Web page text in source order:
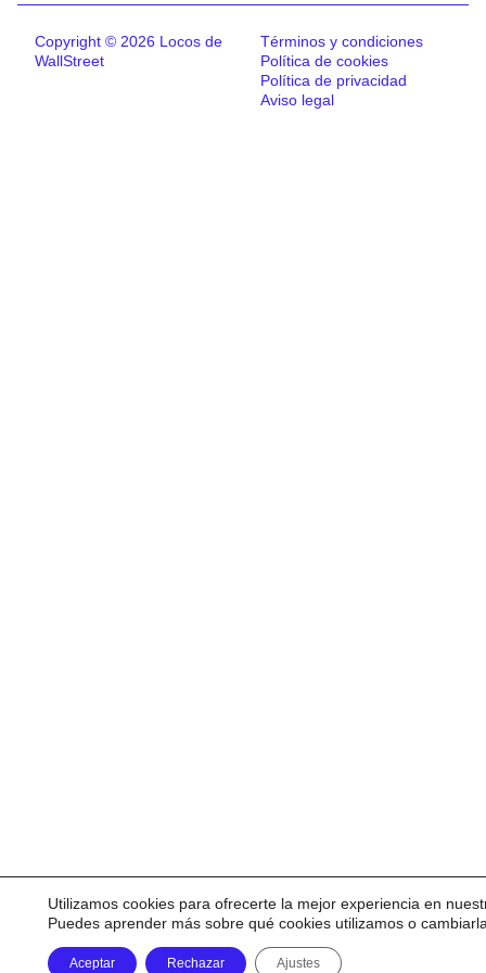
Copyright © 2026 Locos de
WallStreet
Términos y condiciones
Política de cookies
Política de privacidad
Aviso legal
Utilizamos cookies para ofrecerte la mejor experiencia en
Puedes aprender más sobre qué cookies utilizamos o
Aceptar Rechazar Ajustes